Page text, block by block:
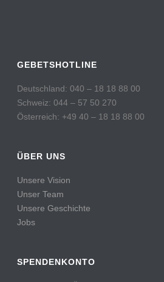
GEBETSHOTLINE
Deutschland: 040 – 18 18 88 00
Schweiz: 044 – 57 50 270
Österreich: +49 40 – 18 18 88 00
ÜBER UNS
Unsere Vision
Unser Team
Unsere Geschichte
Jobs
SPENDENKONTO